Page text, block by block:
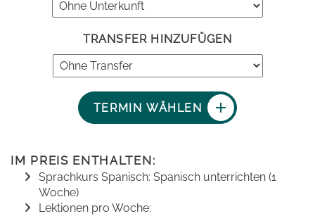
TRANSFER HINZUFÜGEN
TERMIN WÄHLEN
IM PREIS ENTHALTEN:
Sprachkurs Spanisch: Spanisch unterrichten (1
Woche)
Lektionen pro Woche: